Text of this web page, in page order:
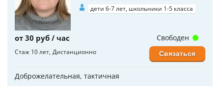
дети 6-7 лет, школьники 1-5 класса
от 30 руб / час
Стаж 10 лет Дистанционно
Доброжелательная, тактичная
Свободен
Связаться